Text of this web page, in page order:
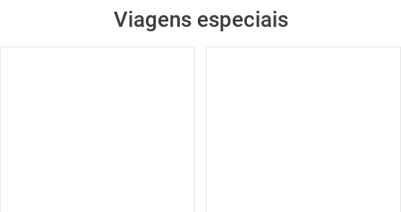
Viagens especiais